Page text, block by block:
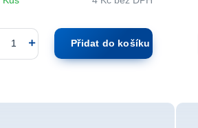
Přidat do košíku